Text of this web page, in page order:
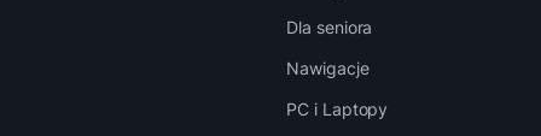
Dla seniora
Nawigacje
PC i Laptopy